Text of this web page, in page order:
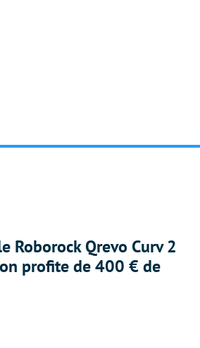
Roborock Qrevo Curv 2
profite de 400 € de